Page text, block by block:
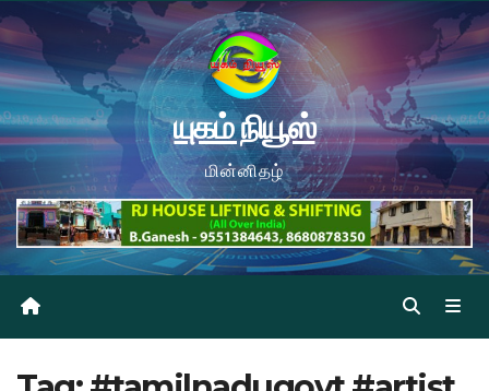
யுகம் நியூஸ்
மின்னிதழ்